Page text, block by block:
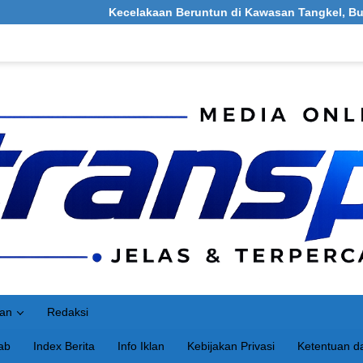
Kecelakaan Beruntun di Kawasan Tangkel, Burneh,
Redaksi
Index Berita Info Iklan Kebijakan Privasi Ketentuan